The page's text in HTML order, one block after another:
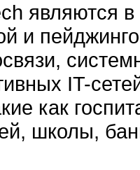
являются
и
IT-
как
школы,